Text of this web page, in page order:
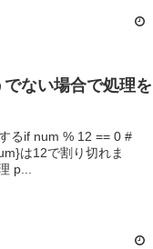
ない場合で処理を
るif num % 12 == 0 #
す"else # numが12で割り切れない場合の処理 p...